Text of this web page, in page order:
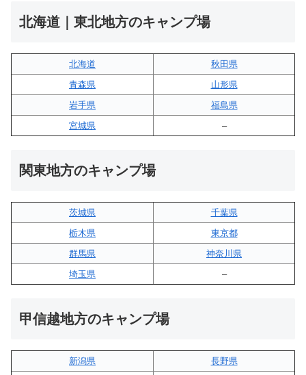
北海道｜東北地方のキャンプ場
北海道
秋田県
青森県
山形県
岩手県
福島県
宮城県
–
関東地方のキャンプ場
茨城県
千葉県
栃木県
東京都
群馬県
神奈川県
埼玉県
–
甲信越地方のキャンプ場
新潟県
長野県